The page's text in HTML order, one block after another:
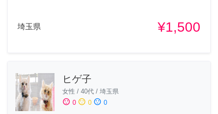
埼玉県 ¥1,500
ヒゲ子
女性 / 40代 / 埼玉県
sentiment_satisfied 0 sentiment_neutral 0 sentiment_dissatisfied 0